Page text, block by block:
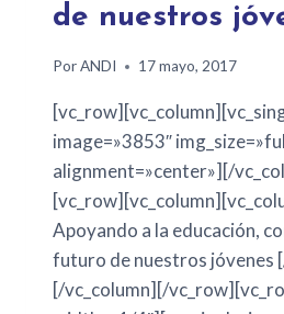
de nuestros
PorANDI 17 mayo, 2017
image=»3853″
alignment=»center»][/
Apoyando a la educación,
futuro de nuestros jóvenes
[/vc_column][/